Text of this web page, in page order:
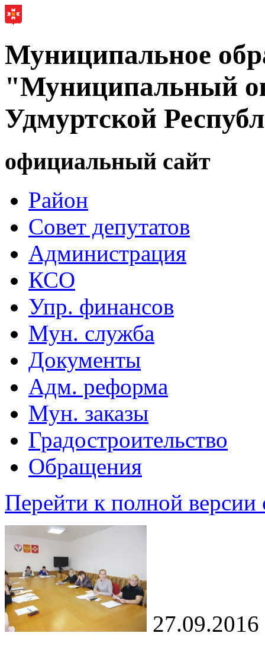
Муниципальное
"Муниципальный
Удмуртской
официальный сайт
Район
Совет депутатов
Администрация
КСО
Упр. финансов
Мун. служба
Документы
Адм. реформа
Мун. заказы
Градостроительство
Обращения
Перейти к полной версии
27.09.2016